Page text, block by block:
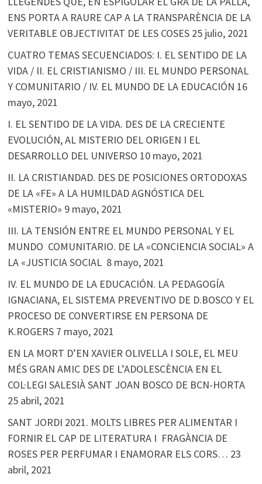
ENS PORTA A RAURE CAP A LA TRANSPARÈNCIA DE LA
VERITABLE OBJECTIVITAT DE LES COSES 25 julio, 2021
CUATRO TEMAS SECUENCIADOS: I. EL SENTIDO DE LA
VIDA / II. EL CRISTIANISMO / III. EL MUNDO PERSONAL
Y COMUNITARIO / IV. EL MUNDO DE LA EDUCACIÓN 16
mayo, 2021
I. EL SENTIDO DE LA VIDA. DES DE LA CRECIENTE
EVOLUCIÓN, AL MISTERIO DEL ORIGEN I EL
DESARROLLO DEL UNIVERSO 10 mayo, 2021
II. LA CRISTIANDAD. DES DE POSICIONES ORTODOXAS
DE LA «FE» A LA HUMILDAD AGNÓSTICA DEL
«MISTERIO» 9 mayo, 2021
III. LA TENSIÓN ENTRE EL MUNDO PERSONAL Y EL
MUNDO COMUNITARIO. DE LA «CONCIENCIA SOCIAL» A
LA «JUSTICIA SOCIAL 8 mayo, 2021
IV. EL MUNDO DE LA EDUCACIÓN. LA PEDAGOGÍA
IGNACIANA, EL SISTEMA PREVENTIVO DE D.BOSCO Y EL
PROCESO DE CONVERTIRSE EN PERSONA DE
K.ROGERS 7 mayo, 2021
EN LA MORT D’EN XAVIER OLIVELLA I SOLE, EL MEU
MÉS GRAN AMIC DES DE L’ADOLESCÈNCIA EN EL
COL·LEGI SALESIÀ SANT JOAN BOSCO DE BCN-HORTA
25 abril, 2021
SANT JORDI 2021. MOLTS LIBRES PER ALIMENTAR I
FORNIR EL CAP DE LITERATURA I FRAGÀNCIA DE
ROSES PER PERFUMAR I ENAMORAR ELS CORS… 23
abril, 2021